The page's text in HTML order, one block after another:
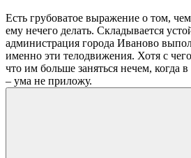
Есть грубоватое выражение о том, чем
ему нечего делать. Складывается
администрация города Иваново
именно эти телодвижения. Хотя с
что им больше заняться нечем, когда
– ума не приложу.